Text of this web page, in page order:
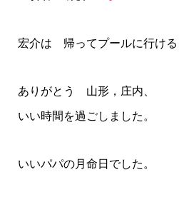
宏介は 帰ってプールに行ける
ありがとう 山形，庄内、
いい時間を過ごしました。
いいパパの月命日でした。